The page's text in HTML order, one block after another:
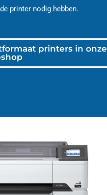
printer nodig hebben.
printers in onze